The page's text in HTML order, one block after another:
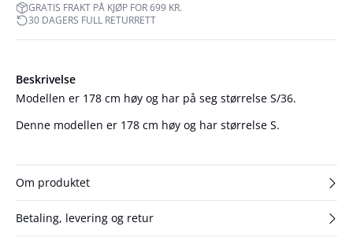
GRATIS FRAKT PÅ KJØP FOR 699 KR.
30 DAGERS FULL RETURRETT
Beskrivelse
Modellen er 178 cm høy og har på seg størrelse S/36.
Denne modellen er 178 cm høy og har størrelse S.
Om produktet
Betaling, levering og retur